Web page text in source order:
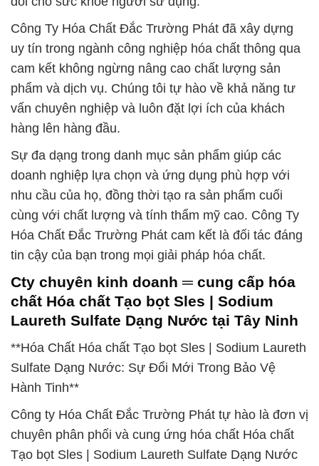
Công Ty Hóa Chất Đắc Trường Phát đã xây dựng
uy tín trong ngành công nghiệp hóa chất thông qua
cam kết không ngừng nâng cao chất lượng sản
phẩm và dịch vụ. Chúng tôi tự hào về khả năng tư
vấn chuyên nghiệp và luôn đặt lợi ích của khách
hàng lên hàng đầu.
Sự đa dạng trong danh mục sản phẩm giúp các
doanh nghiệp lựa chọn và ứng dụng phù hợp với
nhu cầu của họ, đồng thời tạo ra sản phẩm cuối
cùng với chất lượng và tính thẩm mỹ cao. Công Ty
Hóa Chất Đắc Trường Phát cam kết là đối tác đáng
tin cậy của bạn trong mọi giải pháp hóa chất.
Cty chuyên kinh doanh ═ cung cấp hóa
chất Hóa chất Tạo bọt Sles | Sodium
Laureth Sulfate Dạng Nước tại Tây Ninh
**Hóa Chất Hóa chất Tạo bọt Sles | Sodium Laureth
Sulfate Dạng Nước: Sự Đổi Mới Trong Bảo Vệ
Hành Tinh**
Công ty Hóa Chất Đắc Trường Phát tự hào là đơn vị
chuyên phân phối và cung ứng hóa chất Hóa chất
Tạo bọt Sles | Sodium Laureth Sulfate Dạng Nước